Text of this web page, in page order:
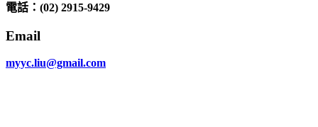
電話 ：(02) 2915-9429
Email
myyc.liu@gmail.com